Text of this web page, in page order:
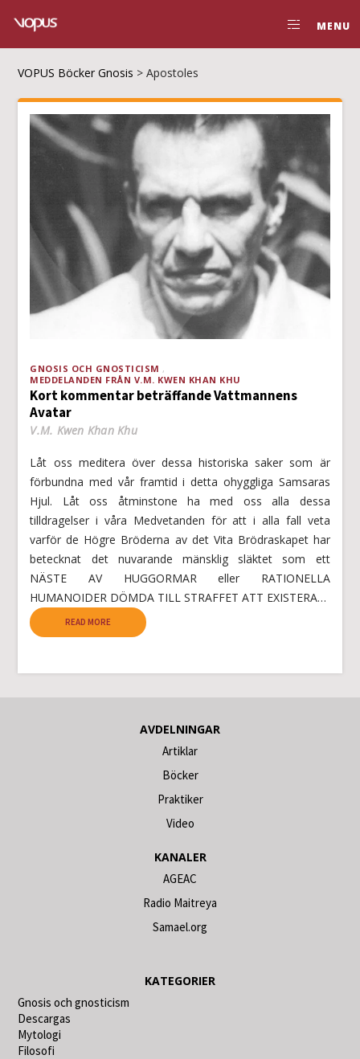
MENU
VOPUS Böcker Gnosis >Apostoles
GNOSIS OCH GNOSTICISM
MEDDELANDEN FRÅN V.M. KWEN KHAN KHU
Kort kommentar beträffande Vattmannens
Avatar
V.M. Kwen Khan Khu
Låt oss meditera över dessa historiska saker som är
förbundna med vår framtid i detta ohyggliga Samsaras
Hjul. Låt oss åtminstone ha med oss alla dessa
tilldragelser i våra Medvetanden för att i alla fall veta
varför de Högre Bröderna av det Vita Brödraskapet har
betecknat det nuvarande mänsklig släktet som ett
NÄSTE AV HUGGORMAR eller RATIONELLA
HUMANOIDER DÖMDA TILL STRAFFET ATT EXISTERA…
READ MORE
AVDELNINGAR
Artiklar
Böcker
Praktiker
Video
KANALER
AGEAC
Radio Maitreya
Samael.org
KATEGORIER
Gnosis och gnosticism
Descargas
Mytologi
Filosofi